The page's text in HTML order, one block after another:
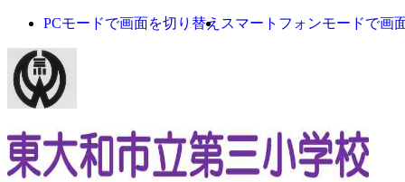
PCモードで画面を切り替え スマートフォンモードで画